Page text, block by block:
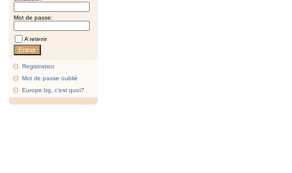
Mot de passe:
A retenir
Registration
Mot de passe oublié
Europe.bg, c'est quoi?